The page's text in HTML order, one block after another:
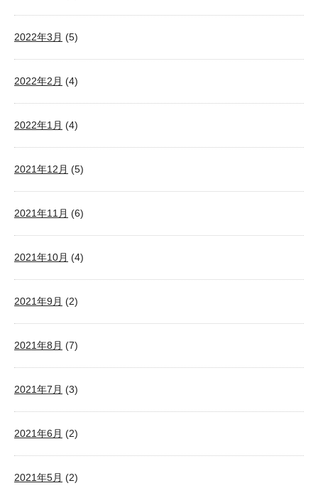
2022年3月 (5)
2022年2月 (4)
2022年1月 (4)
2021年12月 (5)
2021年11月 (6)
2021年10月 (4)
2021年9月 (2)
2021年8月 (7)
2021年7月 (3)
2021年6月 (2)
2021年5月 (2)